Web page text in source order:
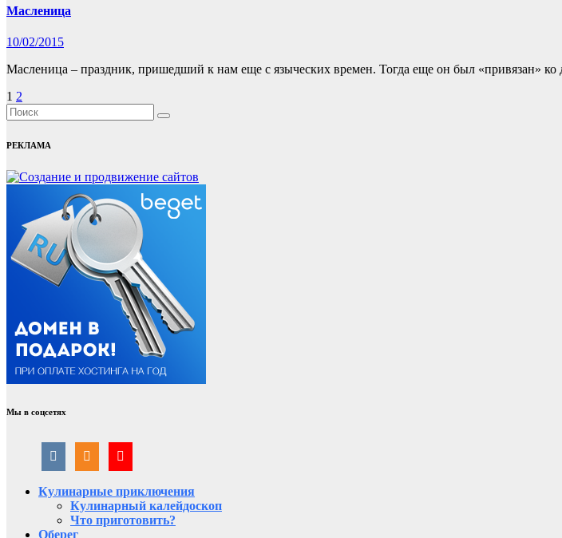
Масленица
10/02/2015
Масленица – праздник, пришедший к нам еще с языческих времен. Тогда еще он был «привязан»
Пагинация
записей
1 2
РЕКЛАМА
Мы в соцсетях
Кулинарные приключения
Кулинарный калейдоскоп
Что приготовить?
Оберег